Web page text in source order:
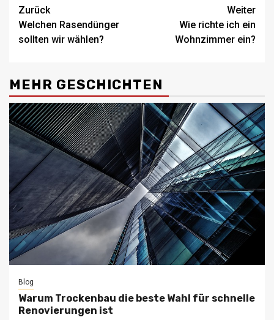
Beitragsnavigation
Zurück
Welchen Rasendünger
sollten wir wählen?
Weiter
Wie richte ich ein
Wohnzimmer ein?
MEHR GESCHICHTEN
Blog
Warum Trockenbau die beste Wahl für schnelle
Renovierungen ist